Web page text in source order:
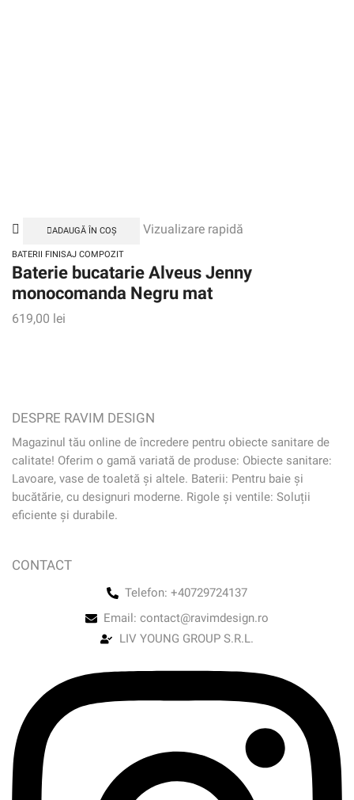
ADAUGĂ ÎN COȘ Vizualizare rapidă
BATERII FINISAJ COMPOZIT
Baterie bucatarie Alveus Jenny
monocomanda Negru mat
619,00 lei
DESPRE RAVIM DESIGN
Magazinul tău online de încredere pentru obiecte sanitare de
calitate! Oferim o gamă variată de produse: Obiecte sanitare:
Lavoare, vase de toaletă și altele. Baterii: Pentru baie și
bucătărie, cu designuri moderne. Rigole și ventile: Soluții
eficiente și durabile.
CONTACT
Telefon: +40729724137
Email: contact@ravimdesign.ro
LIV YOUNG GROUP S.R.L.